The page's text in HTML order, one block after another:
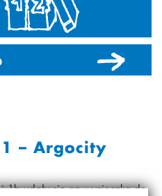
2024/2025
– Argocity
udały się na wycieczkę do